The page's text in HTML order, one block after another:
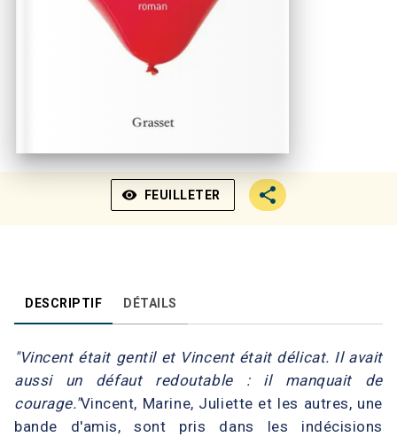
visibility FEUILLETER
DESCRIPTIF DÉTAILS
"Vincent était gentil et Vincent était délicat. Il avait
aussi un défaut redoutable : il manquait de
courage."Vincent, Marine, Juliette et les autres, une
bande d'amis, sont pris dans les indécisions